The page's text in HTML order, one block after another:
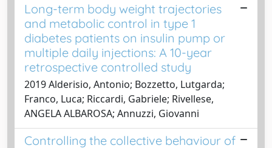
Long-term body weight trajectories
and metabolic control in type 1
diabetes patients on insulin pump or
multiple daily injections: A 10-year
retrospective controlled study
2019 Alderisio, Antonio; Bozzetto, Lutgarda;
Franco, Luca; Riccardi, Gabriele; Rivellese,
ANGELA ALBAROSA; Annuzzi, Giovanni
Controlling the collective behaviour of